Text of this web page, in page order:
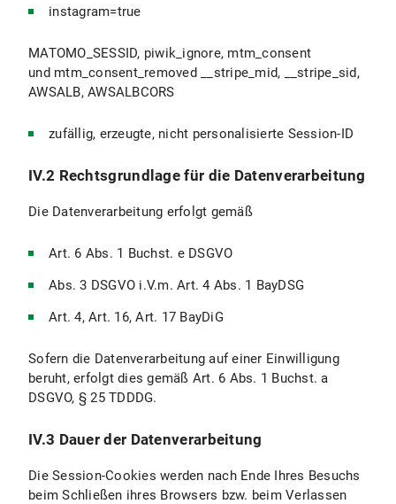
instagram=true
MATOMO_SESSID, piwik_ignore, mtm_consent
und mtm_consent_removed __stripe_mid, __stripe_sid,
AWSALB, AWSALBCORS
zufällig, erzeugte, nicht personalisierte Session-ID
IV.2 Rechtsgrundlage für die Datenverarbeitung
Die Datenverarbeitung erfolgt gemäß
Art. 6 Abs. 1 Buchst. e DSGVO
Abs. 3 DSGVO i.V.m. Art. 4 Abs. 1 BayDSG
Art. 4, Art. 16, Art. 17 BayDiG
Sofern die Datenverarbeitung auf einer Einwilligung
beruht, erfolgt dies gemäß Art. 6 Abs. 1 Buchst. a
DSGVO, § 25 TDDDG.
IV.3 Dauer der Datenverarbeitung
Die Session-Cookies werden nach Ende Ihres Besuchs
beim Schließen ihres Browsers bzw. beim Verlassen